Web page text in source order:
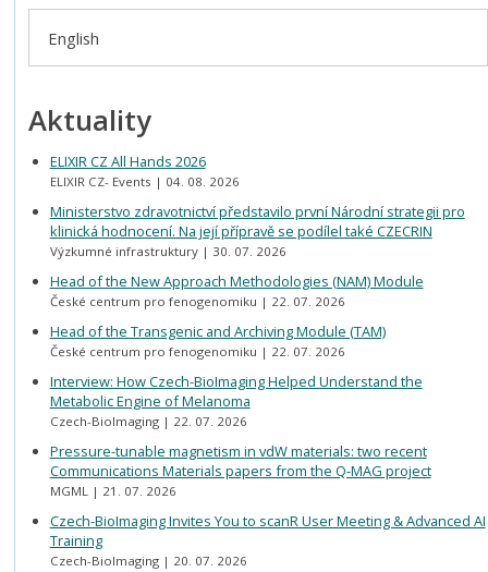
English
Aktuality
ELIXIR CZ All Hands 2026
ELIXIR CZ- Events 04. 08. 2026
Ministerstvo zdravotnictví představilo první Národní strategii pro
klinická hodnocení. Na její přípravě se podílel také CZECRIN
Výzkumné infrastruktury 30. 07. 2026
Head of the New Approach Methodologies (NAM) Module
České centrum pro fenogenomiku 22. 07. 2026
Head of the Transgenic and Archiving Module (TAM)
České centrum pro fenogenomiku 22. 07. 2026
Interview: How Czech-BioImaging Helped Understand the
Metabolic Engine of Melanoma
Czech-BioImaging 22. 07. 2026
Pressure-tunable magnetism in vdW materials: two recent
Communications Materials papers from the Q-MAG project
MGML 21. 07. 2026
Czech-BioImaging Invites You to scanR User Meeting & Advanced AI
Training
Czech-BioImaging 20. 07. 2026